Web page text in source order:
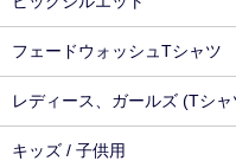
フェードウォッシュTシャツ
レディース、ガールズ (Tシ
キッズ / 子供用